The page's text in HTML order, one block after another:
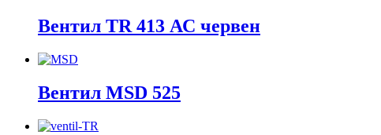
Вентил TR 413 АС червен
Вентил MSD 525